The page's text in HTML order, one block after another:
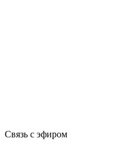
Связь с эфиром